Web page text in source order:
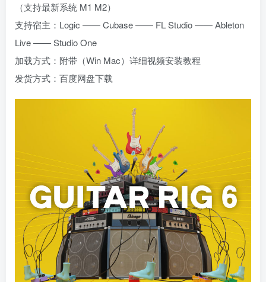
（支持最新系统 M1 M2）
支持宿主：Logic —— Cubase —— FL Studio —— Ableton
Live —— Studio One
加载方式：附带（Win Mac）详细视频安装教程
发货方式：百度网盘下载